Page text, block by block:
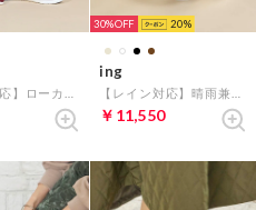
30% 20
ing
￥11,550